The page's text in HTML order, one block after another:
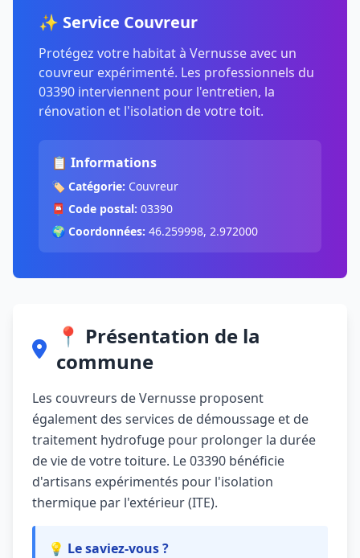
✨ Service Couvreur
Protégez votre habitat à Vernusse avec un
couvreur expérimenté. Les professionnels du
03390 interviennent pour l'entretien, la
rénovation et l'isolation de votre toit.
📋 Informations
🏷️ Catégorie: Couvreur
📮 Code postal: 03390
🌍 Coordonnées: 46.259998, 2.972000
📍 Présentation de la
commune
Les couvreurs de Vernusse proposent
également des services de démoussage et de
traitement hydrofuge pour prolonger la durée
de vie de votre toiture. Le 03390 bénéficie
d'artisans expérimentés pour l'isolation
thermique par l'extérieur (ITE).
💡 Le saviez-vous ?